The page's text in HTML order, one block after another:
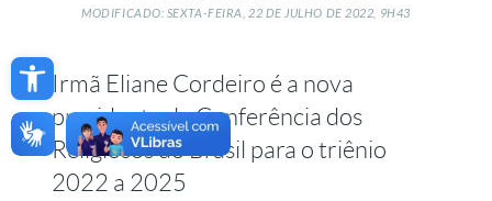
Open toolbar
MODIFICADO: SEXTA-FEIRA, 22 DEJULHO DE2022, 9H43
Irmã Eliane Cordeiro é a nova
presidenta da Conferência dos
Religiosos do Brasil para o triênio
2022 a 2025